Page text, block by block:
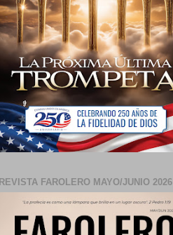
REVISTA FAROLERO MAYO/JUNIO 2026